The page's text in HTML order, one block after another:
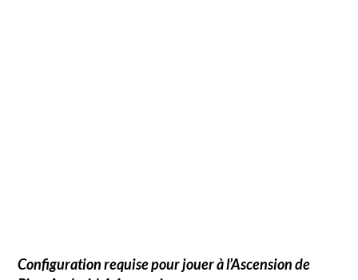
Configuration requise pour jouer àl’Ascension de